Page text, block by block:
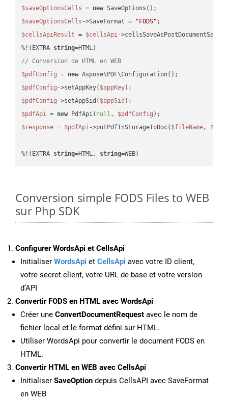
$saveOptionsCells = new
$saveOptionsCells ->SaveFormat = "FODS"
$cellsApiResult = $cellsApi-
%!(EXTRA string
// Conversion de HTML en WEB
$pdfConfig = new
$pdfConfig ->setAppKey( $appKey
$pdfConfig ->setAppSid( $appSid
$pdfApi = new PdfApi( null , $pdfConfig
$response = $pdfApi->putPdfInStorageToDoc( $fileName,
%!(EXTRA string=HTML, string=WEB)
Conversion simple FODS Files to WEB
sur Php SDK
Configurer WordsApi et CellsApi
Initialiser WordsApi et CellsApi avec votre ID client,
votre secret client, votre URL de base et votre version
d’API
Convertir FODS en HTML avec WordsApi
Créer une ConvertDocumentRequest avec le nom de
fichier local et le format défini sur HTML.
Utiliser WordsApi pour convertir le document FODS en
HTML.
Convertir HTML en WEB avec CellsApi
Initialiser SaveOption depuis CellsAPI avec SaveFormat
en WEB